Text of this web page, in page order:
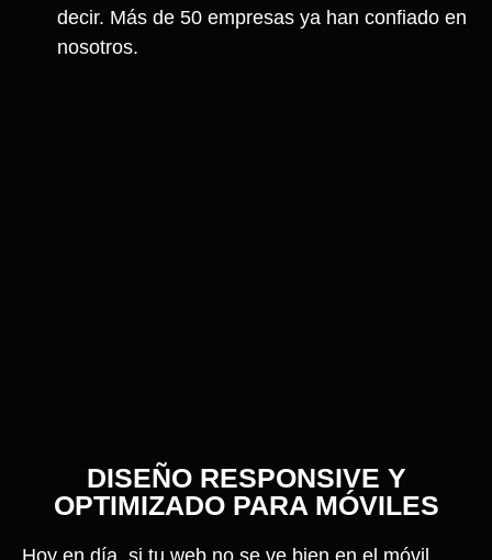
decir. Más de 50 empresas ya han confiado en
nosotros.
DISEÑO RESPONSIVE Y
OPTIMIZADO PARA MÓVILES
Hoy en día, si tu web no se ve bien en el móvil…